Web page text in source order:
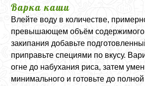
Варка каши
Влейте воду в количестве,
превышающем объём содержимого
закипания добавьте
приправьте специями по вкусу.
огне до набухания риса, затем
минимального и готовьте до